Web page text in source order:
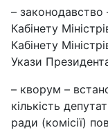
– законодавство
Кабінету
Кабінету
Укази
– кворум –
кількість
ради (комісії)